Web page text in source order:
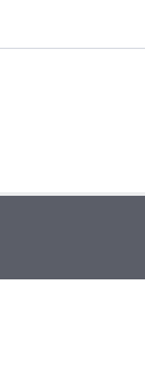
dönüştü